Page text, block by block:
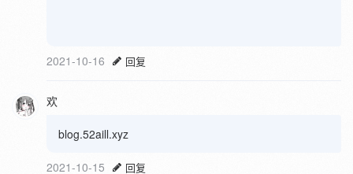
2021-10-16 回复
欢
blog.52aill.xyz
2021-10-15 回复